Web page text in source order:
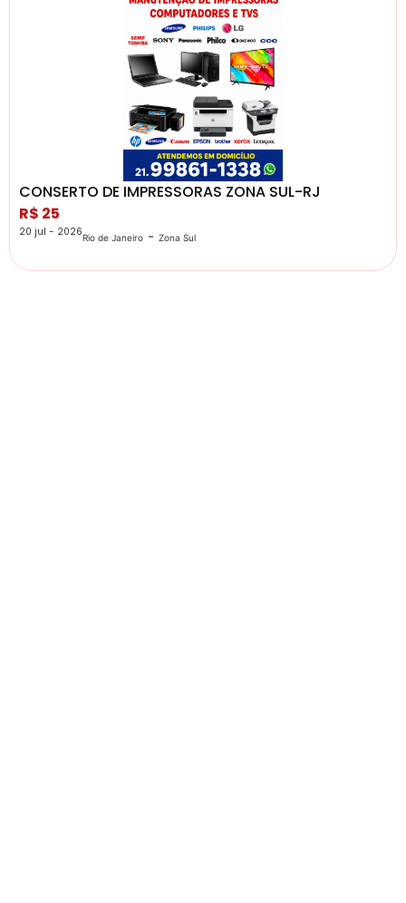
CONSERTO DE IMPRESSORAS ZONA SUL-RJ
R$ 25
20 jul - 2026Rio de Janeiro - Zona Sul